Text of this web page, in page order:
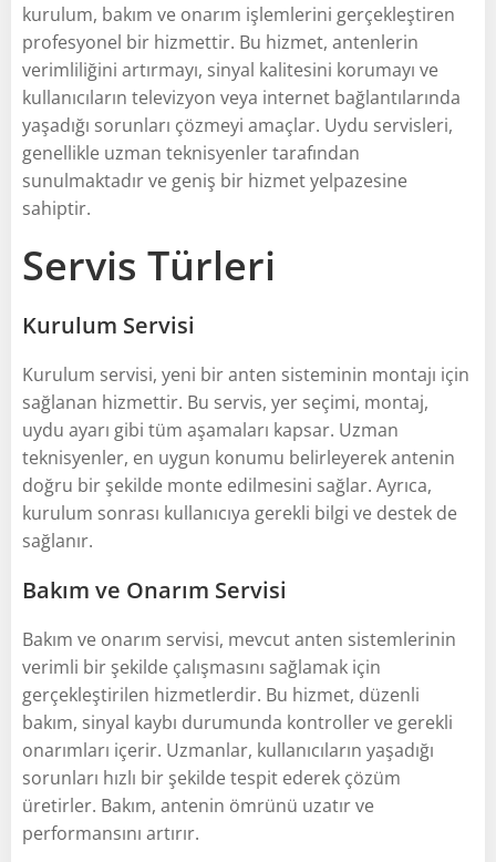
kurulum, bakım ve onarım işlemlerini gerçekleştiren
profesyonel bir hizmettir. Bu hizmet, antenlerin
verimliliğini artırmayı, sinyal kalitesini korumayı ve
kullanıcıların televizyon veya internet bağlantılarında
yaşadığı sorunları çözmeyi amaçlar. Uydu servisleri,
genellikle uzman teknisyenler tarafından
sunulmaktadır ve geniş bir hizmet yelpazesine
sahiptir.
Servis Türleri
Kurulum Servisi
Kurulum servisi, yeni bir anten sisteminin montajı için
sağlanan hizmettir. Bu servis, yer seçimi, montaj,
uydu ayarı gibi tüm aşamaları kapsar. Uzman
teknisyenler, en uygun konumu belirleyerek antenin
doğru bir şekilde monte edilmesini sağlar. Ayrıca,
kurulum sonrası kullanıcıya gerekli bilgi ve destek de
sağlanır.
Bakım ve Onarım Servisi
Bakım ve onarım servisi, mevcut anten sistemlerinin
verimli bir şekilde çalışmasını sağlamak için
gerçekleştirilen hizmetlerdir. Bu hizmet, düzenli
bakım, sinyal kaybı durumunda kontroller ve gerekli
onarımları içerir. Uzmanlar, kullanıcıların yaşadığı
sorunları hızlı bir şekilde tespit ederek çözüm
üretirler. Bakım, antenin ömrünü uzatır ve
performansını artırır.